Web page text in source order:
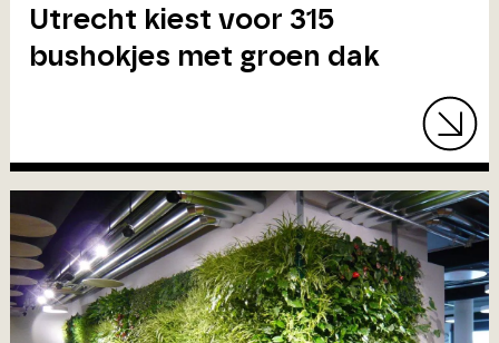
Utrecht kiest voor 315
bushokjes met groen dak